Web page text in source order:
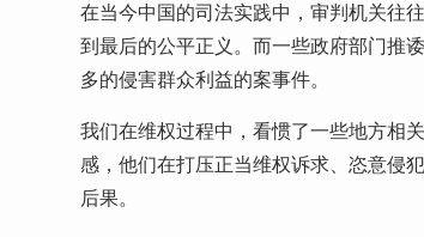
在当今中国的司法实践中，审判机关往
到最后的公平正义。而一些政府部门推
多的侵害群众利益的案事件。
我们在维权过程中，看惯了一些地方相
感，他们在打压正当维权诉求、恣意侵
后果。